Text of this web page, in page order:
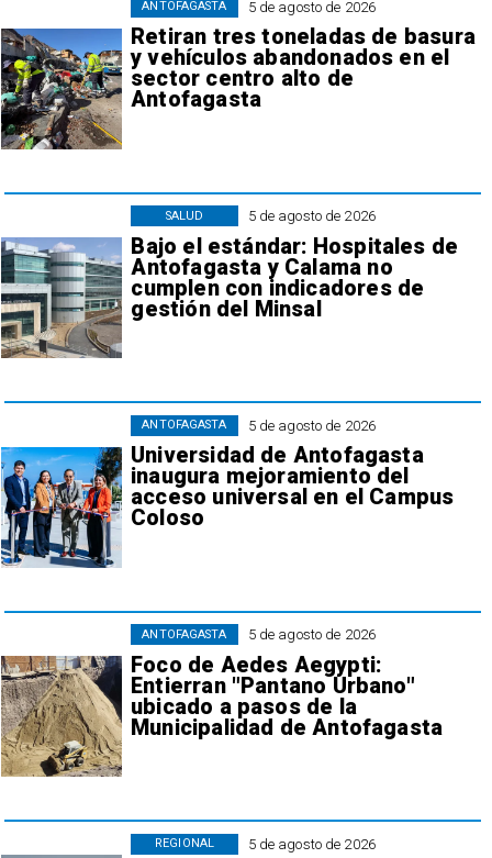
5 de agosto de 2026
Retiran tres toneladas de basura
y vehículos abandonados en el
sector centro alto de
Antofagasta
ANTOFAGASTA
5 de agosto de 2026
Bajo el estándar: Hospitales de
Antofagasta y Calama no
cumplen con indicadores de
gestión del Minsal
SALUD
5 de agosto de 2026
Universidad de Antofagasta
inaugura mejoramiento del
acceso universal en el Campus
Coloso
ANTOFAGASTA
5 de agosto de 2026
Foco de Aedes Aegypti:
Entierran "Pantano Urbano"
ubicado a pasos de la
Municipalidad de Antofagasta
ANTOFAGASTA
5 de agosto de 2026
REGIONAL